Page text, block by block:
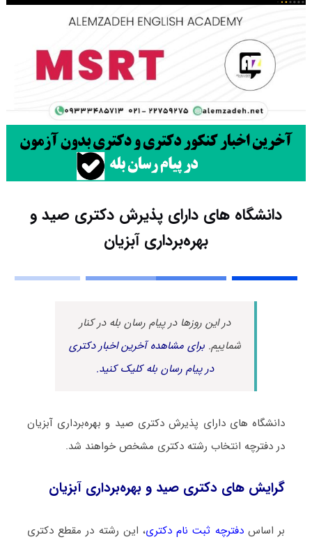
دانشگاه های دارای پذیرش دکتری صید و
ﺑﻬﺮهﺑﺮداری آﺑﺰیان
در این روزها در پیام رسان بله در کنار
شماییم.برای مشاهده آخرین اخبار دکتری
در پیام رسان بله کلیک کنید.
دانشگاه های دارای پذیرش دکتری صید و ﺑﻬﺮهﺑﺮداری آﺑﺰیان
در دفترچه انتخاب رشته دکتری مشخص خواهند شد.
گرایش های دکتری صید و ﺑﻬﺮهﺑﺮداری آﺑﺰیان
بر اساسدفترچه ثبت نام دکتری، این رشته در مقطع دکتری